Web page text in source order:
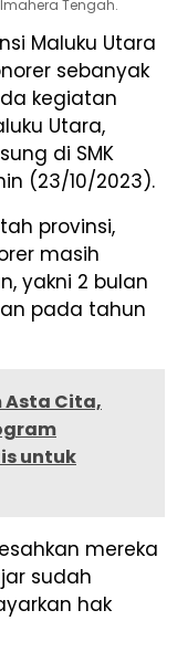
Tengah.
Maluku Utara
sebanyak
kegiatan
Utara,
di SMK
(23/10/2023).
provinsi,
masih
yakni 2 bulan
pada tahun
Asta Cita,
untuk
mereka
sudah
hak